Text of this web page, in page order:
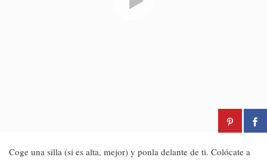
Coge una silla (si es alta, mejor) y ponla delante de ti. Colócate a